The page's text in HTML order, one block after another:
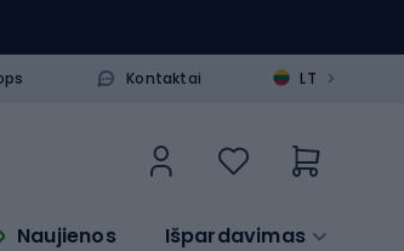
Kontaktai LT >
Naujienos Išpardavimas